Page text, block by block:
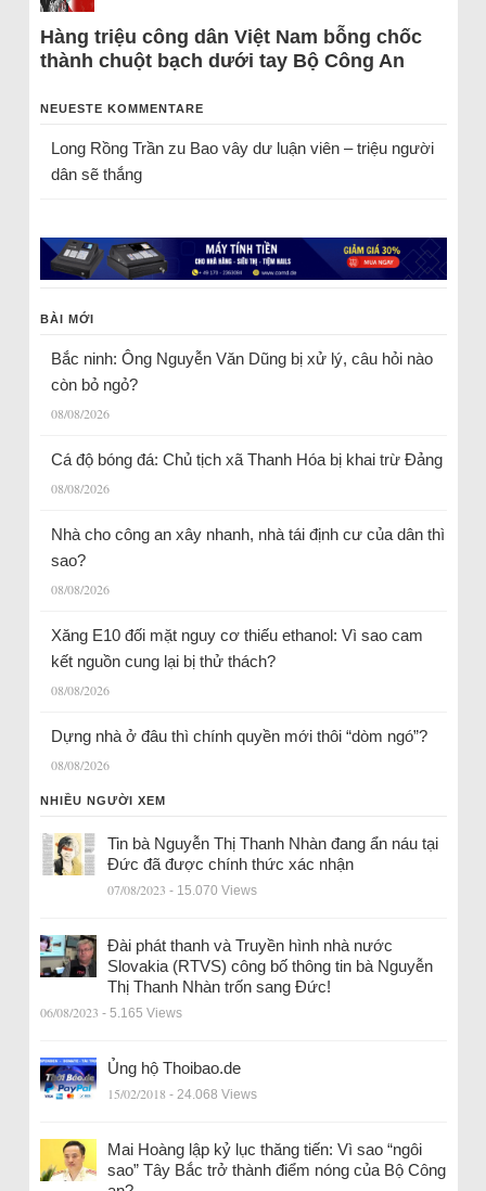
Hàng triệu công dân Việt Nam bỗng chốc
thành chuột bạch dưới tay Bộ Công An
NEUESTE KOMMENTARE
Long Rồng Trầnzu Bao vây dư luận viên – triệu người
dân sẽ thắng
BÀI MỚI
Bắc ninh: Ông Nguyễn Văn Dũng bị xử lý, câu hỏi nào
còn bỏ ngỏ?
08/08/2026
Cá độ bóng đá: Chủ tịch xã Thanh Hóa bị khai trừ Đảng
08/08/2026
Nhà cho công an xây nhanh, nhà tái định cư của dân thì
sao?
08/08/2026
Xăng E10 đối mặt nguy cơ thiếu ethanol: Vì sao cam
kết nguồn cung lại bị thử thách?
08/08/2026
Dựng nhà ở đâu thì chính quyền mới thôi “dòm ngó”?
08/08/2026
NHIỀU NGƯỜI XEM
Tin bà Nguyễn Thị Thanh Nhàn đang ẩn náu tại
Đức đã được chính thức xác nhận
07/08/2023 - 15.070 Views
Đài phát thanh và Truyền hình nhà nước
Slovakia (RTVS) công bố thông tin bà Nguyễn
Thị Thanh Nhàn trốn sang Đức!
06/08/2023 - 5.165 Views
Ủng hộ Thoibao.de
15/02/2018 - 24.068 Views
Mai Hoàng lập kỷ lục thăng tiến: Vì sao “ngôi
sao” Tây Bắc trở thành điểm nóng của Bộ Công